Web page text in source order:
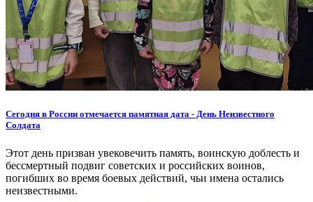
Сегодня в России отмечается памятная дата - День Неизвестного
Солдата
Этот день призван увековечить память, воинскую доблесть и
бессмертный подвиг советских и российских воинов,
погибших во время боевых действий, чьи имена остались
неизвестными.